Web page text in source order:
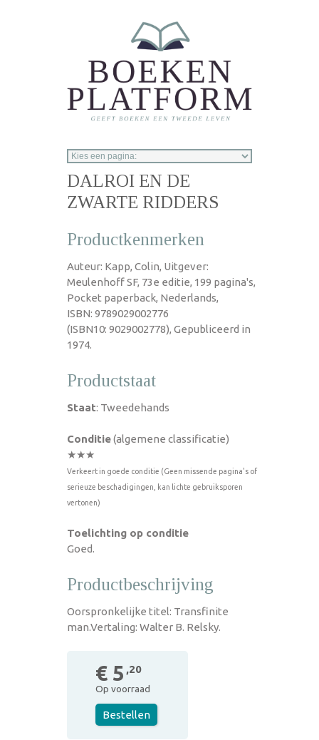
DALROI EN DE
ZWARTE RIDDERS
Productkenmerken
Auteur: Kapp, Colin, Uitgever:
Meulenhoff SF, 73e editie, 199 pagina's,
Pocket paperback, Nederlands,
ISBN: 9789029002776
(ISBN10: 9029002778), Gepubliceerd in
1974.
Productstaat
Staat: Tweedehands
Conditie(algemene classificatie)
★★★
Verkeert in goede conditie (Geen missende pagina's of
serieuze beschadigingen, kan lichte gebruiksporen
vertonen)
Toelichting op conditie
Goed.
Productbeschrijving
Oorspronkelijke titel: Transfinite
man.Vertaling: Walter B. Relsky.
€ 5 ,20
Op voorraad
Bestellen